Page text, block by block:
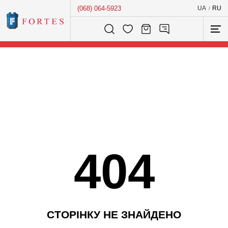
(068) 064-5923 UA / RU
Розумний пошук...
404
СТОРІНКУ НЕ ЗНАЙДЕНО